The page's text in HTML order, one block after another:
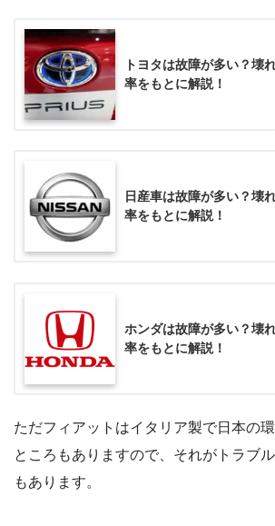
トヨタは故障が多い？壊
率をもとに解説！
日産車は故障が多い？壊
率をもとに解説！
ホンダは故障が多い？壊
率をもとに解説！
ただフィアットはイタリア製で日本の
ところもありますので、それがトラブ
もあります。